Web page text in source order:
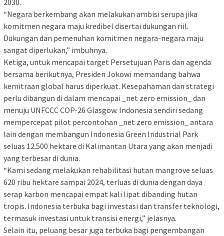
2030.
“Negara berkembang akan melakukan ambisi serupa jika
komitmen negara maju kredibel disertai dukungan riil.
Dukungan dan pemenuhan komitmen negara-negara maju
sangat diperlukan,” imbuhnya.
Ketiga, untuk mencapai target Persetujuan Paris dan agenda
bersama berikutnya, Presiden Jokowi memandang bahwa
kemitraan global harus diperkuat. Kesepahaman dan strategi
perlu dibangun di dalam mencapai _net zero emission_ dan
menuju UNFCCC COP-26 Glasgow. Indonesia sendiri sedang
mempercepat pilot percontohan _net zero emission_ antara
lain dengan membangun Indonesia Green Industrial Park
seluas 12.500 hektare di Kalimantan Utara yang akan menjadi
yang terbesar di dunia.
“Kami sedang melakukan rehabilitasi hutan mangrove seluas
620 ribu hektare sampai 2024, terluas di dunia dengan daya
serap karbon mencapai empat kali lipat dibanding hutan
tropis. Indonesia terbuka bagi investasi dan transfer teknologi,
termasuk investasi untuk transisi energi,” jelasnya.
Selain itu, peluang besar juga terbuka bagi pengembangan